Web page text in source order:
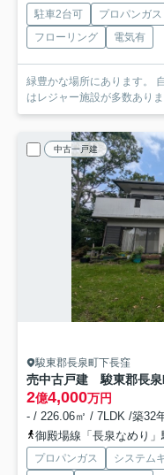
駐車2台可 プロパンガス
フローリング
電気有
緑豊かな場所にあります。 自
はレジャー施設が多数あり
中古一戸建
駿東郡長泉町下長窪
売中古戸建 駿東郡長泉
2億4,000万円
- / 226.06㎡ / 7LDK /築32
御殿場線「長泉なめり
プロパンガス システム